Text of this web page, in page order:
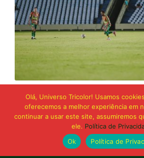
Sampaio é superado pelo
e buscará reação em Macapá
Olá, Universo Tricolor! Usamos
oferecemos a melhor experiência em
continuar a usar este site, assumiremos
ele. Política de
Ok
Política de